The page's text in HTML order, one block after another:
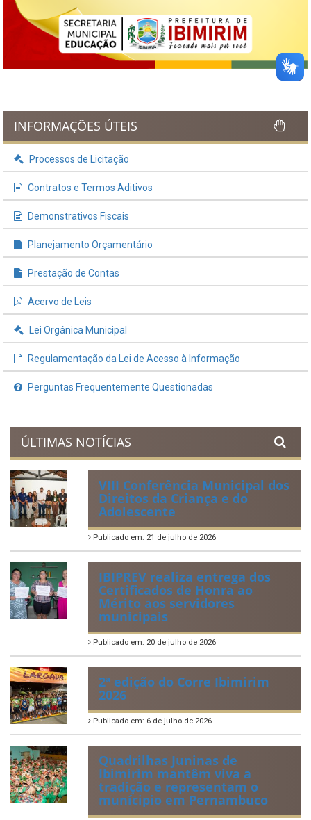
INFORMAÇÕES ÚTEIS
Processos de Licitação
Contratos e Termos Aditivos
Demonstrativos Fiscais
Planejamento Orçamentário
Prestação de Contas
Acervo de Leis
Lei Orgânica Municipal
Regulamentação da Lei de Acesso à Informação
Perguntas Frequentemente Questionadas
ÚLTIMAS NOTÍCIAS
VIII Conferência Municipal dos
Direitos da Criança e do
Adolescente
Publicado em: 21 de julho de 2026
IBIPREV realiza entrega dos
Certificados de Honra ao
Mérito aos servidores
municipais
Publicado em: 20 de julho de 2026
2ª edição do Corre Ibimirim
2026
Publicado em: 6 de julho de 2026
Quadrilhas Juninas de
Ibimirim mantêm viva a
tradição e representam o
munícipio em Pernambuco